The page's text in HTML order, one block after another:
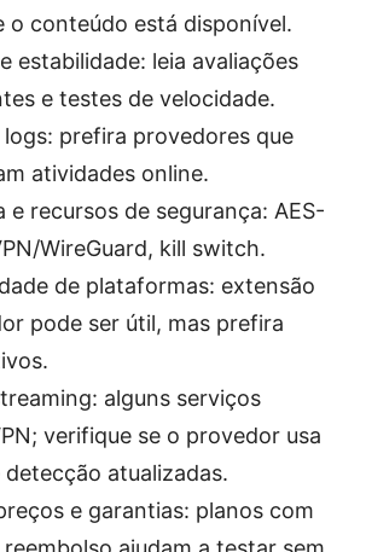
o conteúdo está disponível.
estabilidade: leia avaliações
e testes de velocidade.
logs: prefira provedores que
atividades online.
e recursos de segurança: AES-
WireGuard, kill switch.
de plataformas: extensão
pode ser útil, mas prefira
alguns serviços
verifique se o provedor usa
atualizadas.
e garantias: planos com